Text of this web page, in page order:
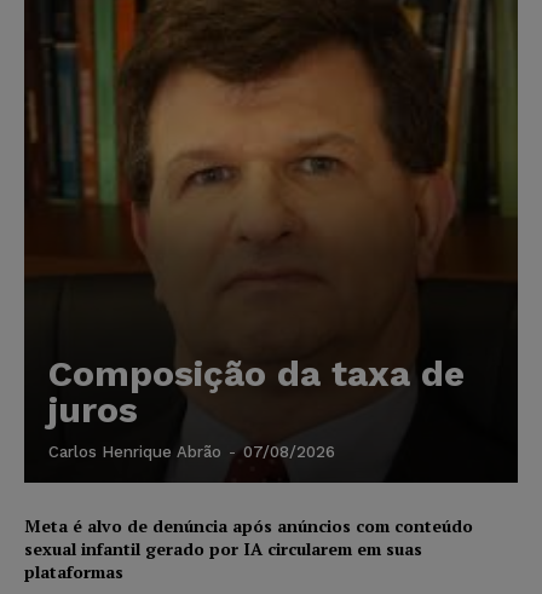
Composição da taxa de
juros
Carlos Henrique Abrão - 07/08/2026
Meta é alvo de denúncia após anúncios com conteúdo
sexual infantil gerado por IA circularem em suas
plataformas